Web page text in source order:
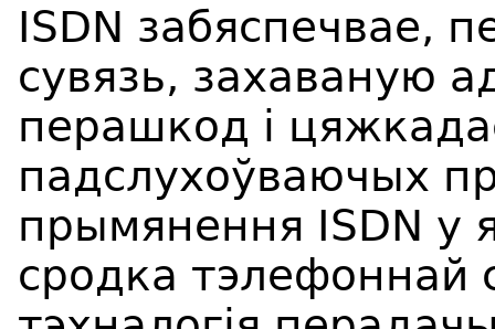
ISDN забяспечвае,
сувязь, захаваную
перашкод і
падслухоўваючых
прымянення ISDN у
сродка тэлефоннай